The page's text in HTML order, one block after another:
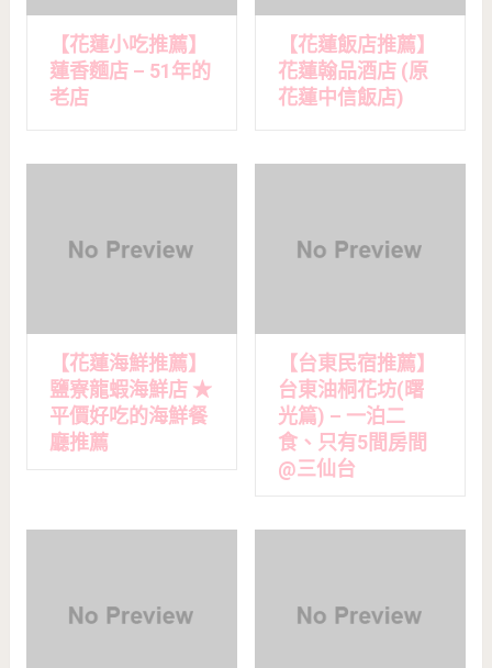
【花蓮小吃推薦】
蓮香麵店 – 51年的
老店
【花蓮飯店推薦】
花蓮翰品酒店 (原
花蓮中信飯店)
【花蓮海鮮推薦】
鹽寮龍蝦海鮮店 ★
平價好吃的海鮮餐
廳推薦
【台東民宿推薦】
台東油桐花坊(曙
光篇) – 一泊二
食、只有5間房間
@三仙台